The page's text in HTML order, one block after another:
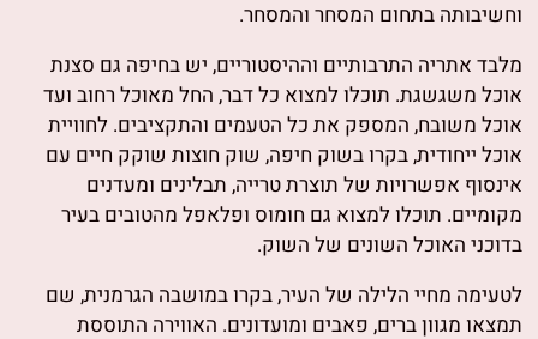
וחשיבותה בתחום המסחר והמסחר.
מלבד אתריה התרבותיים וההיסטוריים, יש בחיפה גם סצנת
אוכל משגשגת. תוכלו למצוא כל דבר, החל מאוכל רחוב ועד
אוכל משובח, המספק את כל הטעמים והתקציבים. לחוויית
אוכל ייחודית, בקרו בשוק חיפה, שוק חוצות שוקק חיים עם
אינסוף אפשרויות של תוצרת טרייה, תבלינים ומעדנים
מקומיים. תוכלו למצוא גם חומוס ופלאפל מהטובים בעיר
בדוכני האוכל השונים של השוק.
לטעימה מחיי הלילה של העיר, בקרו במושבה הגרמנית, שם
תמצאו מגוון ברים, פאבים ומועדונים. האווירה התוססת